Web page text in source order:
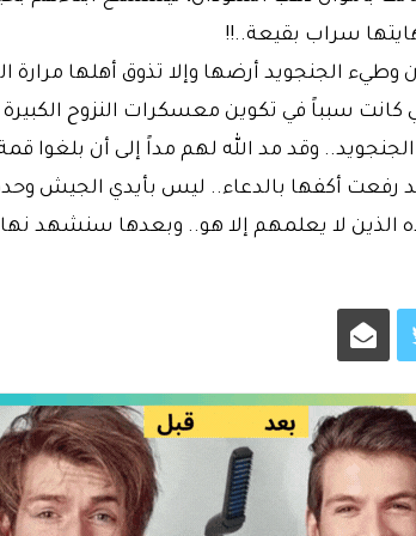
سراب بقيعة..!!
الجنجويد أرضها وإلا تذوق أهلها مرارة
كانت سبباً في تكوين معسكرات النزوح
وقد مد الله لهم مداً إلى أن بلغوا
قد رفعت أكفها بالدعاء.. ليس بأيدي الجيش
الذين لا يعلمهم إلا هو.. وبعدها سنشهد